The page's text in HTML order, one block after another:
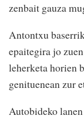
zenbait gauza
Antontxu
epaitegira jo
leherketa horien
genituenean zur
Autobideko